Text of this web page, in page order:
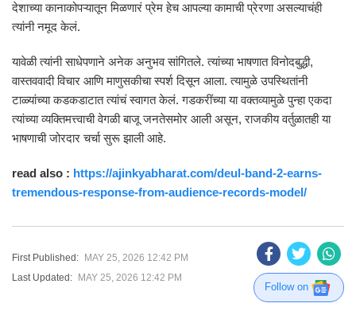
देशाच्या कानाकोपऱ्यातून मिळणारं प्रेम हेच आपल्या कामाची प्रेरणा असल्याचंही
त्यांनी नमूद केलं.
यावेळी त्यांनी साधेपणाने अनेक अनुभव सांगितले. त्यांच्या भाषणात विनोदबुद्धी,
वास्तववादी विचार आणि माणुसकीचा स्पर्श दिसून आला. त्यामुळे उपस्थितांनी
टाळ्यांच्या कडकडाटात त्यांचं स्वागत केलं. गडकरींच्या या वक्तव्यामुळे पुन्हा एकदा
त्यांच्या व्यक्तिमत्त्वाची वेगळी बाजू जनतेसमोर आली असून, राजकीय वर्तुळातही या
भाषणाची जोरदार चर्चा सुरू झाली आहे.
read also : https://ajinkyabharat.com/deul-band-2-earns-
tremendous-response-from-audience-records-model/
First Published: MAY 25, 2026 12:42 PM
Last Updated: MAY 25, 2026 12:42 PM
Follow on